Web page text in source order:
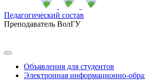
Педагогический состав
Преподаватель ВолГУ
Объявления для студентов
Электронная информационно-